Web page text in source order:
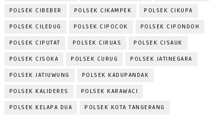
POLSEK CIBEBER POLSEK CIKAMPEK POLSEK CIKUPA
POLSEK CILEDUG POLSEK CIPOCOK POLSEK CIPONDOH
POLSEK CIPUTAT POLSEK CIRUAS POLSEK CISAUK
POLSEK CISOKA POLSEK CURUG POLSEK JATINEGARA
POLSEK JATIUWUNG POLSEK KADUPANDAK
POLSEK KALIDERES POLSEK KARAWACI
POLSEK KELAPA DUA POLSEK KOTA TANGERANG